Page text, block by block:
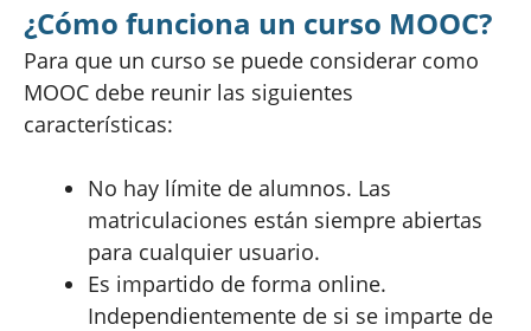
¿Cómo funciona un curso MOOC?
Para que un curso se puede considerar como
MOOC debe reunir las siguientes
características:
No hay límite de alumnos. Las
matriculaciones están siempre abiertas
para cualquier usuario.
Es impartido de forma online.
Independientemente de si se imparte de